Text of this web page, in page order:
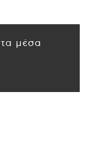
μέσα